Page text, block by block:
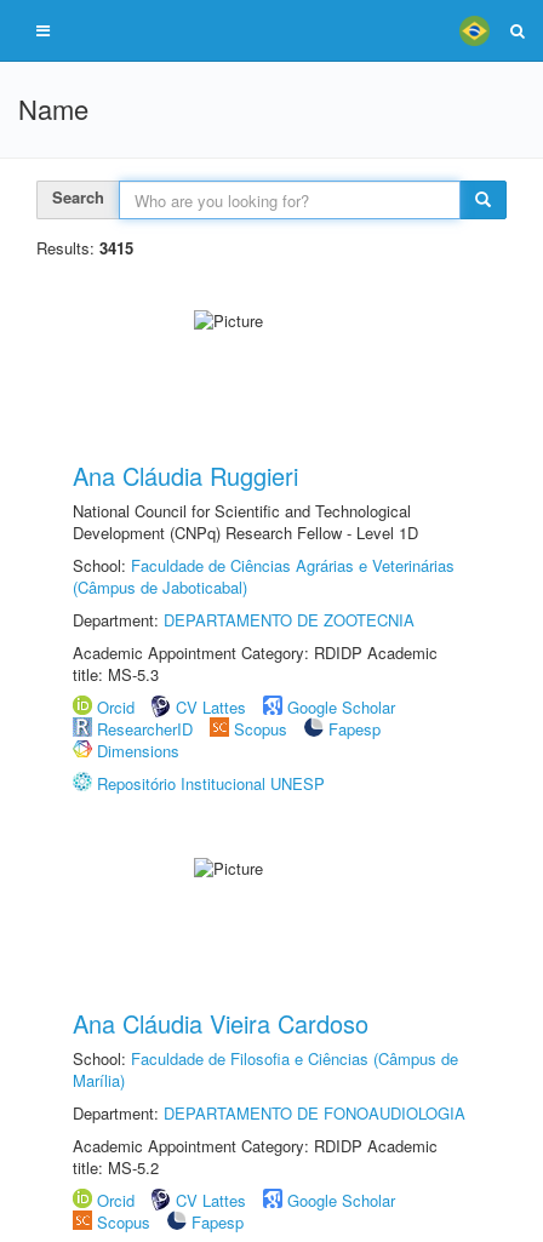
Name
Search
Results: 3415
Ana Cláudia Ruggieri
National Council for Scientific and Technological
Development (CNPq) Research Fellow - Level 1D
School: Faculdade de Ciências Agrárias e Veterinárias
(Câmpus de Jaboticabal)
Department: DEPARTAMENTO DE ZOOTECNIA
Academic Appointment Category: RDIDP Academic
title: MS-5.3
Orcid
CV Lattes
Google Scholar
ResearcherID
Scopus
Fapesp
Dimensions
Repositório Institucional UNESP
Ana Cláudia Vieira Cardoso
School: Faculdade de Filosofia e Ciências (Câmpus de
Marília)
Department: DEPARTAMENTO DE FONOAUDIOLOGIA
Academic Appointment Category: RDIDP Academic
title: MS-5.2
Orcid
CV Lattes
Google Scholar
Scopus
Fapesp